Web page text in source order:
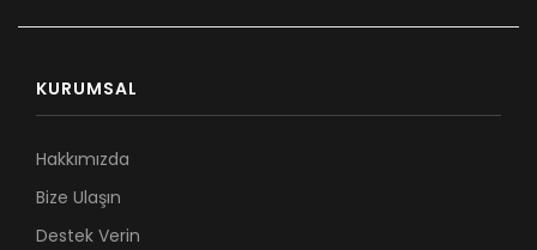
KURUMSAL
Hakkımızda
Bize Ulaşın
Destek Verin